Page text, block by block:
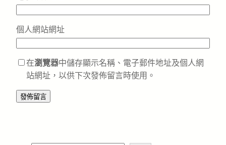
個人網站網址
在瀏覽器中儲存顯示名稱、電子郵件地址及個人網
站網址，以供下次發佈留言時使用。